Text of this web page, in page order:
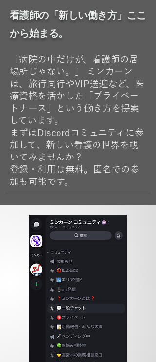
看護師の「新しい働き方」ここ
から始まる。
「病院の中だけが、看護師の居
場所じゃない。」 ミンカーン
は、旅行同行やVIP送迎など、医
療資格を活かした「プライベー
トナース」という働き方を提案
しています。
まずはDiscordコミュニティに参
加して、新しい看護の世界を覗
いてみませんか？
登録・利用は無料。匿名での参
加も可能です。